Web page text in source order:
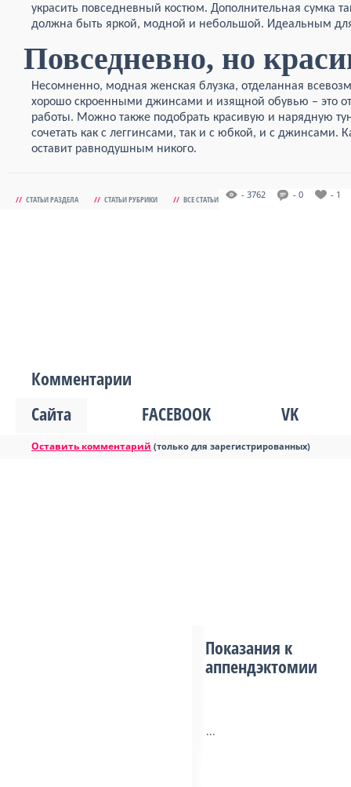
украсить повседневный костюм. Дополнительная сумка
должна быть яркой, модной и небольшой. Идеальным для
Повседневно, но
Несомненно, модная женская блузка, отделанная
хорошо скроенными джинсами и изящной обувью – это
работы. Можно также подобрать красивую и нарядную
сочетать как с леггинсами, так и с юбкой, и с джинсами.
оставит равнодушным никого.
// СТАТЬИ РАЗДЕЛА // СТАТЬИ РУБРИКИ // ВСЕ СТАТЬИ - 3762 - 0 - 1
Комментарии
Сайта
FACEBOOK VK
Оставить комментарий (только для зарегистрированных)
Показания к
аппендэктомии
...